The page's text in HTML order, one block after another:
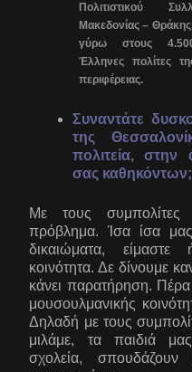
Πολιτιστικού
Μακεδονίας –
γύρω στους
Έλληνες πολίτες
περιφέρειας.
Συναντάτε
της
πολιτεία,
σας καθηκόντων;
Με τους
πρόβλημα. Ίσα ίσα
δικαιώματα,
κοινότητα. Δε δίνουμε
κάνει παρατήρηση.
μουσουλμανικής
Δηλαδή με τους
μιλάμε, τα παιδιά
σχολεία,